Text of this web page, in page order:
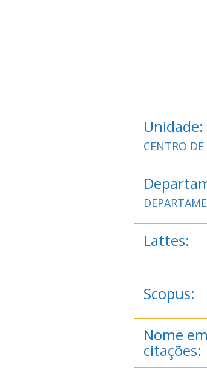
Unidade:
CENTRO
Lattes:
Scopus:
Nome em
citações: